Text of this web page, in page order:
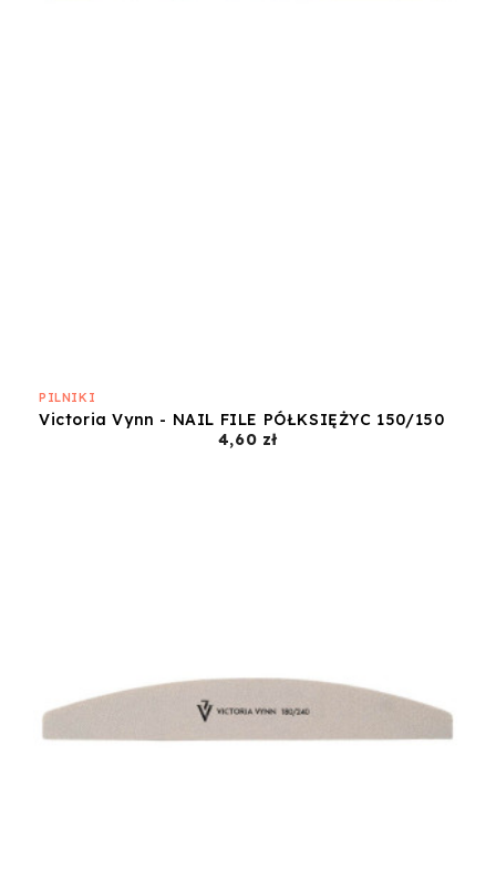
PILNIKI
Victoria Vynn - NAIL FILE PÓŁKSIĘŻYC 150/150
4,60 złCena